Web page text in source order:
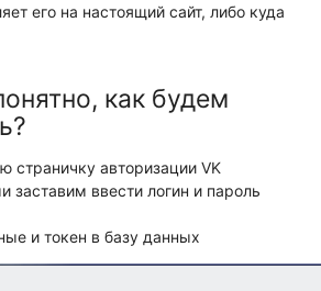
его на настоящий сайт, либо куда
как будем
страничку авторизации VK
ввести логин и пароль
и токен в базу данных